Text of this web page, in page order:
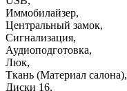
Иммобилайзер,
Центральный замок,
Сигнализация,
Аудиоподготовка,
Люк,
Ткань (Материал салона),
Диски 16,